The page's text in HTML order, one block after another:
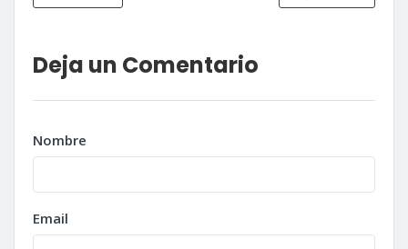
Deja un Comentario
Nombre
Email